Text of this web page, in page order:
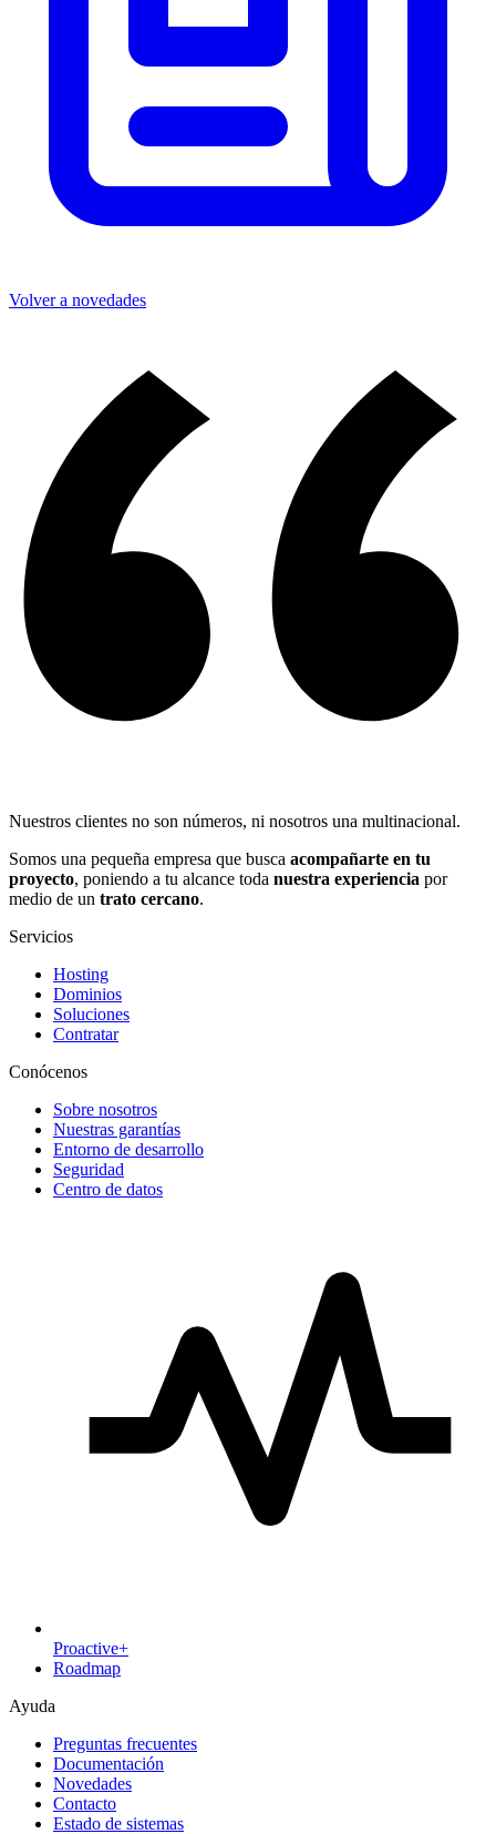
Volver a novedades
Nuestros clientes no son números, ni nosotros una multinacional.
Somos una pequeña empresa que busca acompañarte en tu
proyecto, poniendo a tu alcance toda nuestra experiencia por
medio de un trato cercano.
Servicios
Hosting
Dominios
Soluciones
Contratar
Conócenos
Sobre nosotros
Nuestras garantías
Entorno de desarrollo
Seguridad
Centro de datos
Proactive+
Roadmap
Ayuda
Preguntas frecuentes
Documentación
Novedades
Contacto
Estado de sistemas